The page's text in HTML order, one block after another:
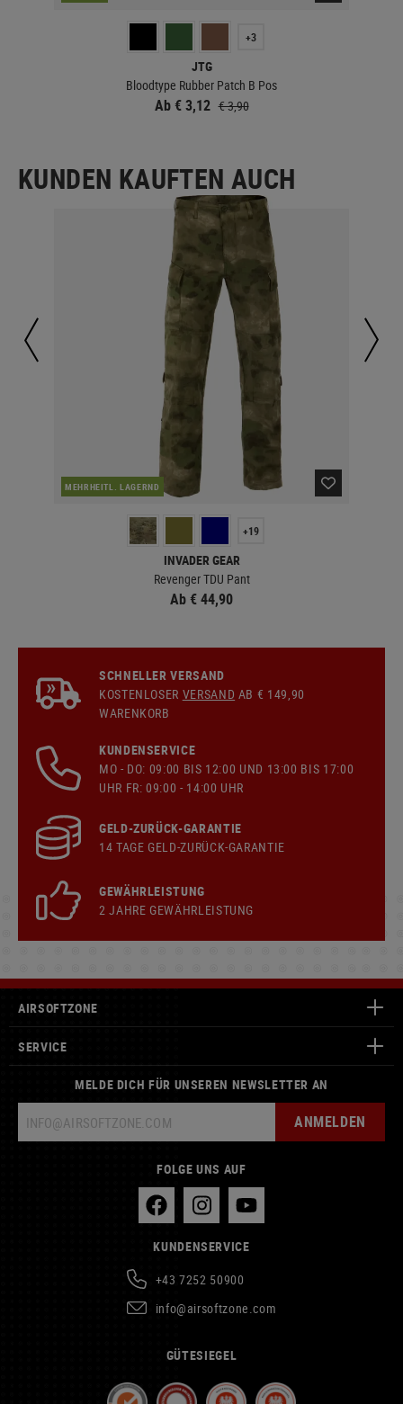
+3
JTG
Bloodtype Rubber Patch B Pos
Ab € 3,12 € 3,90
KUNDEN KAUFTEN AUCH
MEHRHEITL. LAGERND
+19
INVADER GEAR
Revenger TDU Pant
Ab € 44,90
SCHNELLER VERSAND
KOSTENLOSER VERSAND AB € 149,90
WARENKORB
KUNDENSERVICE
MO - DO: 09:00 BIS 12:00 UND 13:00 BIS 17:00
UHR FR: 09:00 - 14:00 UHR
GELD-ZURÜCK-GARANTIE
14 TAGE GELD-ZURÜCK-GARANTIE
GEWÄHRLEISTUNG
2 JAHRE GEWÄHRLEISTUNG
AIRSOFTZONE
SERVICE
MELDE DICH FÜR UNSEREN NEWSLETTER AN
ANMELDEN
FOLGE UNS AUF
KUNDENSERVICE
+43 7252 50900
info@airsoftzone.com
GÜTESIEGEL